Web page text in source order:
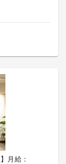
月給：